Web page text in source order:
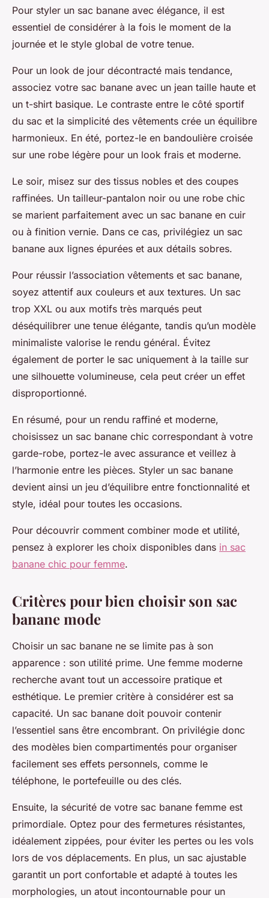
Pour styler un sac banane avec élégance, il est
essentiel de considérer à la fois le moment de la
journée et le style global de votre tenue.
Pour un look de jour décontracté mais tendance,
associez votre sac banane avec un jean taille haute et
un t-shirt basique. Le contraste entre le côté sportif
du sac et la simplicité des vêtements crée un équilibre
harmonieux. En été, portez-le en bandoulière croisée
sur une robe légère pour un look frais et moderne.
Le soir, misez sur des tissus nobles et des coupes
raffinées. Un tailleur-pantalon noir ou une robe chic
se marient parfaitement avec un sac banane en cuir
ou à finition vernie. Dans ce cas, privilégiez un sac
banane aux lignes épurées et aux détails sobres.
Pour réussir l’association vêtements et sac banane,
soyez attentif aux couleurs et aux textures. Un sac
trop XXL ou aux motifs très marqués peut
déséquilibrer une tenue élégante, tandis qu’un modèle
minimaliste valorise le rendu général. Évitez
également de porter le sac uniquement à la taille sur
une silhouette volumineuse, cela peut créer un effet
disproportionné.
En résumé, pour un rendu raffiné et moderne,
choisissez un sac banane chic correspondant à votre
garde-robe, portez-le avec assurance et veillez à
l’harmonie entre les pièces. Styler un sac banane
devient ainsi un jeu d’équilibre entre fonctionnalité et
style, idéal pour toutes les occasions.
Pour découvrir comment combiner mode et utilité,
pensez à explorer les choix disponibles dans in sac
banane chic pour femme.
Critères pour bien choisir son sac
banane mode
Choisir un sac banane ne se limite pas à son
apparence : son utilité prime. Une femme moderne
recherche avant tout un accessoire pratique et
esthétique. Le premier critère à considérer est sa
capacité. Un sac banane doit pouvoir contenir
l’essentiel sans être encombrant. On privilégie donc
des modèles bien compartimentés pour organiser
facilement ses effets personnels, comme le
téléphone, le portefeuille ou des clés.
Ensuite, la sécurité de votre sac banane femme est
primordiale. Optez pour des fermetures résistantes,
idéalement zippées, pour éviter les pertes ou les vols
lors de vos déplacements. En plus, un sac ajustable
garantit un port confortable et adapté à toutes les
morphologies, un atout incontournable pour un